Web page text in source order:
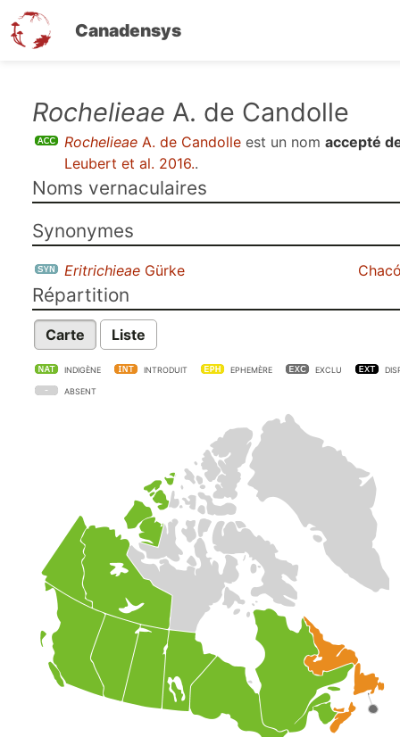
Canadensys
contenu
Rochelieae A. de Candolle
Rochelieae A. de Candolle est un nom accepté
Leubert et al. 2016..
Noms vernaculaires
Synonymes
Eritrichieae Gürke
Répartition
Carte Liste
INDIGÈNE INTRODUIT EPHEMÈRE EXCLU
ABSENT